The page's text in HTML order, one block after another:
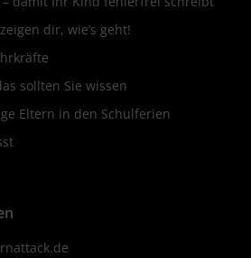
dir, wie’s geht!
sollten Sie wissen
Eltern in den Schulferien